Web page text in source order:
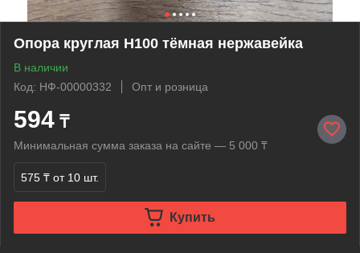
Опора круглая Н100 тёмная нержавейка
В наличии
Код: НФ-00000332
Опт и розница
594 ₸
Минимальная сумма заказа на сайте — 5 000 ₸
575 ₸ от 10 шт.
Купить